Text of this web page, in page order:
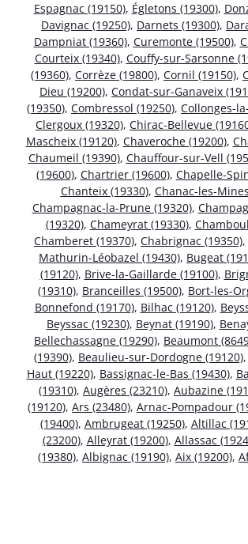
Espagnac (19150), Égletons (19300),
Davignac (19250), Darnets (19300),
Dampniat (19360), Curemonte (19500),
Courteix (19340), Couffy-sur-Sarsonne
(19360), Corrèze (19800), Cornil (19150),
Dieu (19200), Condat-sur-Ganaveix
(19350), Combressol (19250), Collonges-
Clergoux (19320), Chirac-Bellevue
Mascheix (19120), Chaveroche (19200),
Chaumeil (19390), Chauffour-sur-Vell
(19600), Chartrier (19600), Chapelle-
Chanteix (19330), Chanac-les-
Champagnac-la-Prune (19320),
(19320), Chameyrat (19330),
Chamberet (19370), Chabrignac (19350),
Mathurin-Léobazel (19430), Bugeat
(19120), Brive-la-Gaillarde (19100),
(19310), Branceilles (19500), Bort-les-
Bonnefond (19170), Bilhac (19120),
Beyssac (19230), Beynat (19190),
Bellechassagne (19290), Beaumont
(19390), Beaulieu-sur-Dordogne (19120),
Haut (19220), Bassignac-le-Bas (19430),
(19310), Augères (23210), Aubazine
(19120), Ars (23480), Arnac-Pompadour
(19400), Ambrugeat (19250), Altillac
(23200), Alleyrat (19200), Allassac
(19380), Albignac (19190), Aix (19200),